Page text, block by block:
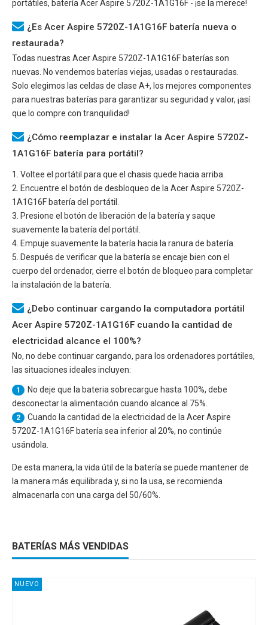
portátiles, batería Acer Aspire 5720Z-1A1G16F - ¡se la merece!
¿Es Acer Aspire 5720Z-1A1G16F batería nueva o
restaurada?
Todas nuestras Acer Aspire 5720Z-1A1G16F baterías son
nuevas. No vendemos baterías viejas, usadas o restauradas.
Solo elegimos las celdas de clase A+, los mejores componentes
para nuestras baterías para garantizar su seguridad y valor, ¡así
que lo compre con tranquilidad!
¿Cómo reemplazar e instalar la Acer Aspire 5720Z-
1A1G16F batería para portátil?
1. Voltee el portátil para que el chasis quede hacia arriba.
2. Encuentre el botón de desbloqueo de la Acer Aspire 5720Z-
1A1G16F batería del portátil.
3. Presione el botón de liberación de la batería y saque
suavemente la batería del portátil.
4. Empuje suavemente la batería hacia la ranura de batería.
5. Después de verificar que la batería se encaje bien con el
cuerpo del ordenador, cierre el botón de bloqueo para completar
la instalación de la batería.
¿Debo continuar cargando la computadora portátil
Acer Aspire 5720Z-1A1G16F cuando la cantidad de
electricidad alcance el 100%?
No, no debe continuar cargando, para los ordenadores portátiles,
las situaciones ideales incluyen:
1
No deje que la bateria sobrecargue hasta 100%, debe
desconectar la alimentación cuando alcance al 75%.
2 Cuando la cantidad de la electricidad de la Acer Aspire
5720Z-1A1G16F batería sea inferior al 20%, no continúe
usándola.
De esta manera, la vida útil de la batería se puede mantener de
la manera más equilibrada y, si no la usa, se recomienda
almacenarla con una carga del 50/60%.
BATERÍAS MÁS VENDIDAS
NUEVO